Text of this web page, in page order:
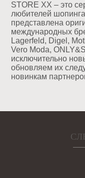
STORE XX – это
любителей
представлена
международных
Lagerfeld, Digel,
Vero Moda,
исключительно
обновляем их
новинкам